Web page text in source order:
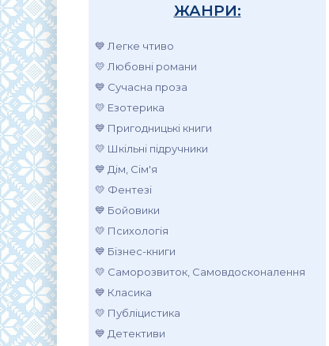
ЖАНРИ:
💙 Легке чтиво
💛 Любовні романи
💙 Сучасна проза
💛 Езотерика
💙 Пригодницькі книги
💛 Шкільні підручники
💙 Дім, Сім'я
💛 Фентезі
💙 Бойовики
💛 Психологія
💙 Бізнес-книги
💛 Саморозвиток, Самовдосконалення
💙 Класика
💛 Публіцистика
💙 Детективи